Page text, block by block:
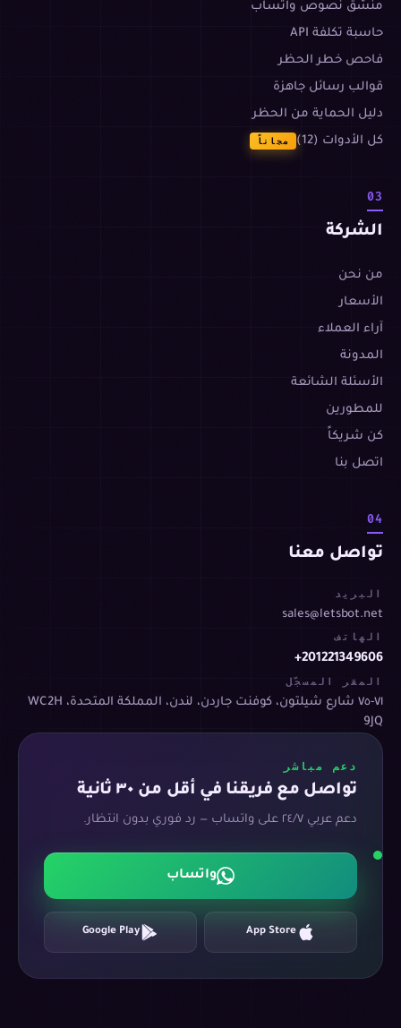
منسّق نصوص واتساب
حاسبة تكلفة API
فاحص خطر الحظر
قوالب رسائل جاهزة
دليل الحماية من الحظر
كل الأدوات (12)
مجاناً
03
الشركة
من نحن
الأسعار
آراء العملاء
المدونة
الأسئلة الشائعة
للمطورين
كن شريكاً
اتصل بنا
04
تواصل معنا
البريد
sales@letsbot.net
الهاتف
+201221349606
المقر المسجّل
٧١-٧٥ شارع شيلتون، كوفنت جاردن، لندن، المملكة المتحدة، WC2H
9JQ
دعم مباشر
تواصل مع فريقنا في أقل من ٣٠ ثانية
دعم عربي ٢٤/٧ على واتساب — رد فوري بدون انتظار.
واتساب
App Store
Google Play